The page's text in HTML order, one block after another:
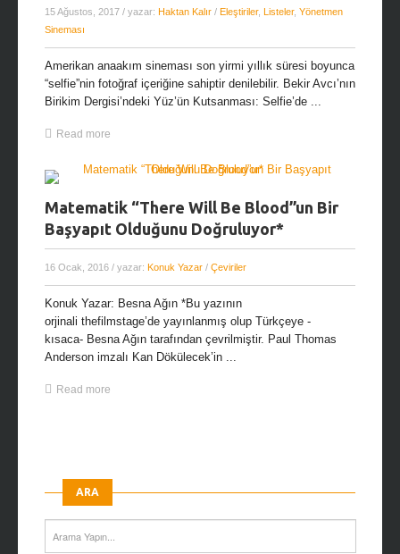
15 Ağustos, 2017 / yazar: Haktan Kalır / Eleştiriler, Listeler, Yönetmen
Sineması
Amerikan anaakım sineması son yirmi yıllık süresi boyunca
“selfie”nin fotoğraf içeriğine sahiptir denilebilir. Bekir Avcı’nın
Birikim Dergisi’ndeki Yüz’ün Kutsanması: Selfie’de ...
Read more
Matematik “There Will Be Blood”un Bir
Başyapıt Olduğunu Doğruluyor*
16 Ocak, 2016 / yazar: Konuk Yazar / Çeviriler
Konuk Yazar: Besna Ağın *Bu yazının
orjinali thefilmstage’de yayınlanmış olup Türkçeye -
kısaca- Besna Ağın tarafından çevrilmiştir. Paul Thomas
Anderson imzalı Kan Dökülecek’in ...
Read more
ARA